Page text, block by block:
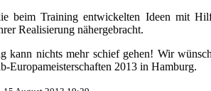
beim Training entwickelten Ideen mit
Realisierung nähergebracht.
kann nichts mehr schief gehen! Wir
Europameisterschaften 2013 in Hamburg.